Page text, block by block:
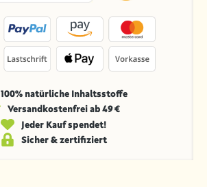
100% natürliche Inhaltsstoffe
Versandkosten­frei ab 49 €
Jeder Kauf spendet!
Sicher & zertifiziert